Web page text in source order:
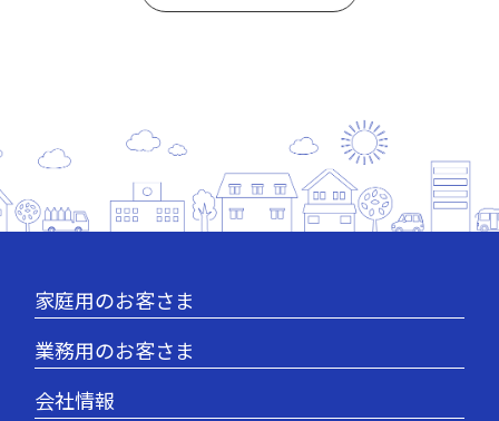
家庭用のお客さま
業務用のお客さま
会社情報